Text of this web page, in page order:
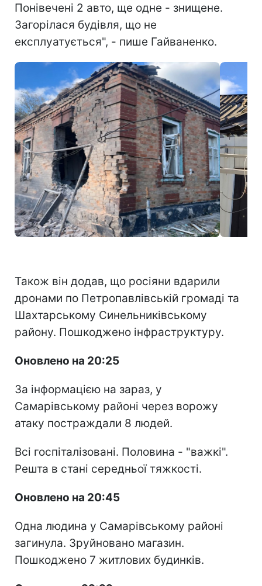
Понівечені 2 авто, ще одне - знищене.
Загорілася будівля, що не
експлуатується", - пише Гайваненко.
Також він додав, що росіяни вдарили
дронами по Петропавлівській громаді та
Шахтарському Синельниківському
району. Пошкоджено інфраструктуру.
Оновлено на 20:25
За інформацією на зараз, у
Самарівському районі через ворожу
атаку постраждали 8 людей.
Всі госпіталізовані. Половина - "важкі".
Решта в стані середньої тяжкості.
Оновлено на 20:45
Одна людина у Самарівському районі
загинула. Зруйновано магазин.
Пошкоджено 7 житлових будинків.